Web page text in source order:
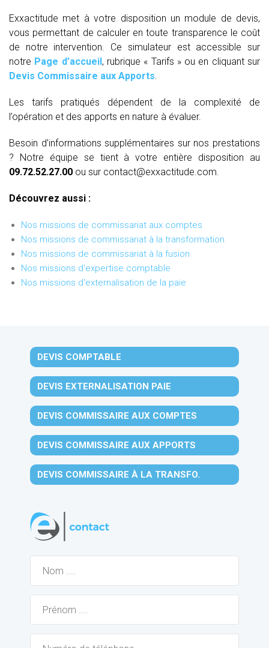
Exxactitude met à votre disposition un module de devis,
vous permettant de calculer en toute transparence le coût
de notre intervention. Ce simulateur est accessible sur
notre Page d’accueil, rubrique « Tarifs » ou en cliquant sur
Devis Commissaire aux Apports.
Les tarifs pratiqués dépendent de la complexité de
l’opération et des apports en nature à évaluer.
Besoin d’informations supplémentaires sur nos prestations
? Notre équipe se tient à votre entière disposition au
09.72.52.27.00 ou sur contact@exxactitude.com.
Découvrez aussi :
Nos missions de commissariat aux comptes
Nos missions de commissariat à la transformation
Nos missions de commissariat à la fusion
Nos missions d'expertise comptable
Nos missions d'externalisation de la paie
DEVIS COMPTABLE
DEVIS EXTERNALISATION PAIE
DEVIS COMMISSAIRE AUX COMPTES
DEVIS COMMISSAIRE AUX APPORTS
DEVIS COMMISSAIRE À LA TRANSFO.